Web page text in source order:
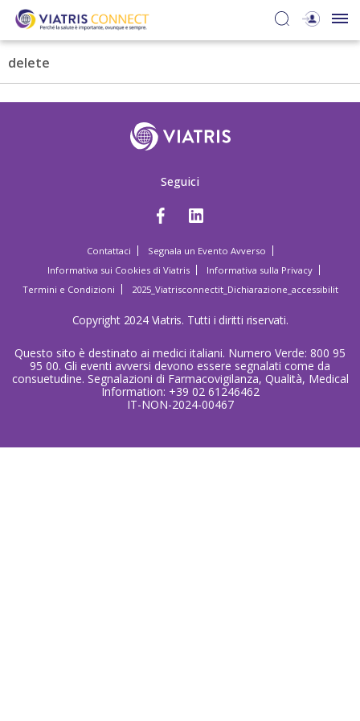
delete
Seguici
Contattaci
Segnala un Evento Avverso
Informativa sui Cookies di Viatris
Informativa sulla Privacy
Termini e Condizioni
2025_Viatrisconnectit_Dichiarazione_accessibilit
Copyright 2024 Viatris. Tutti i diritti riservati.
Questo sito è destinato ai medici italiani. Numero Verde: 800 95
95 00. Gli eventi avversi devono essere segnalati come da
consuetudine. Segnalazioni di Farmacovigilanza, Qualità, Medical
Information: +39 02 61246462
IT-NON-2024-00467